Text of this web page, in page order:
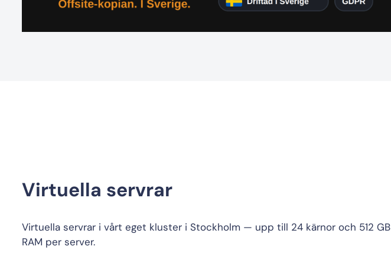
Virtuella servrar
Virtuella servrar i vårt eget kluster i Stockholm — upp till 24 kärnor och 512 GB
RAM per server.